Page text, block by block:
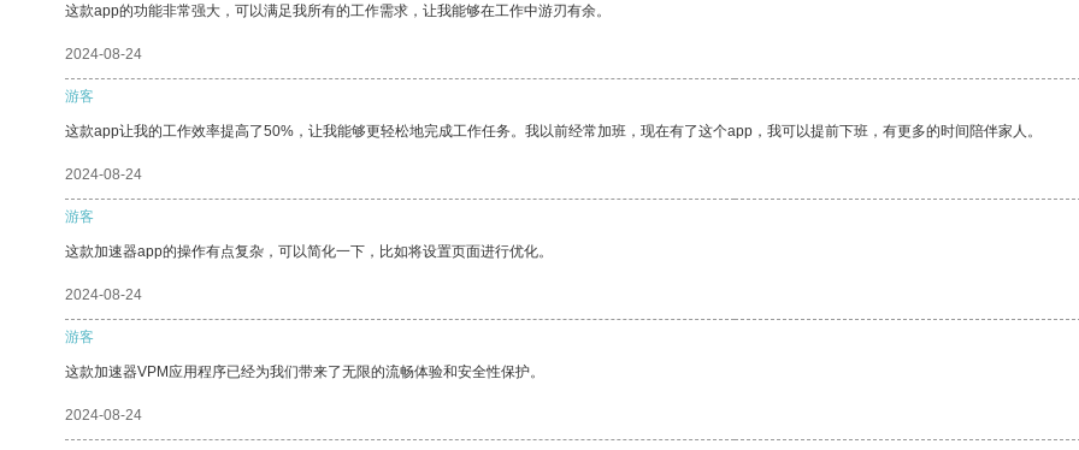
这款app的功能非常强大，可以满足我所有的工作需求，让我能够在工作中游刃有余。
2024-08-24
游客
这款app让我的工作效率提高了50%，让我能够更轻松地完成工作任务。我以前经常加班，现在有了这个app，我可以提前下班，有更多的时间陪伴家人。
2024-08-24
游客
这款加速器app的操作有点复杂，可以简化一下，比如将设置页面进行优化。
2024-08-24
游客
这款加速器VPM应用程序已经为我们带来了无限的流畅体验和安全性保护。
2024-08-24